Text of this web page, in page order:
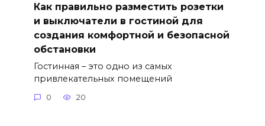
Как правильно разместить розетки
и выключатели в гостиной для
создания комфортной и безопасной
обстановки
Гостинная – это одно из самых
привлекательных помещений
0 20